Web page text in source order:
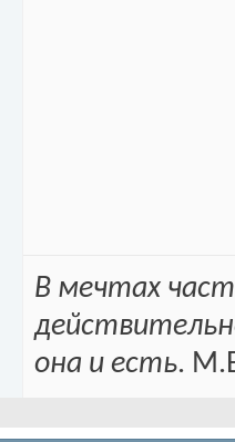
В мечтах
она и есть.